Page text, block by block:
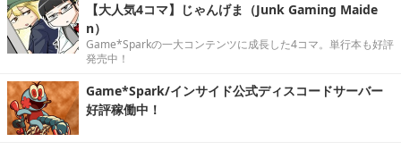
【大人気4コマ】じゃんげま（Junk Gaming Maide
n）
Game*Sparkの一大コンテンツに成長した4コマ。単行本も好評
発売中！
Game*Spark/インサイド公式ディスコードサーバー
好評稼働中！